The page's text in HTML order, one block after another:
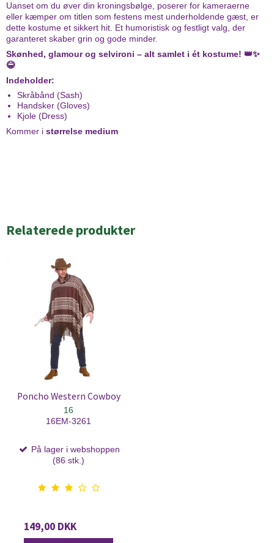
Uanset om du øver din kroningsbølge, poserer for kameraerne
eller kæmper om titlen som festens mest underholdende gæst, er
dette kostume et sikkert hit. Et humoristisk og festligt valg, der
garanteret skaber grin og gode minder.
Skønhed, glamour og selvironi – alt samlet i ét kostume! 👑✨
😂
Indeholder:
Skråbånd (Sash)
Handsker (Gloves)
Kjole (Dress)
Kommer i størrelse medium
Relaterede produkter
Poncho Western Cowboy
16
16EM-3261
På lager i webshoppen
(86 stk.)
149,00 DKK